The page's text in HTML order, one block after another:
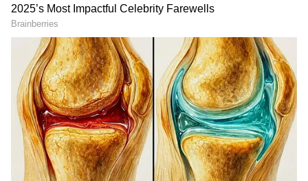
சுடர் வருத்தமாக கீழே வர அங்கு
கனகவல்லி சோகமாக உட்கார்ந்து
இருப்பதை பார்த்து என்னாச்சும்மா என்று
கேட்க நாளைக்கு ஒரு முக்கியமான நாள்